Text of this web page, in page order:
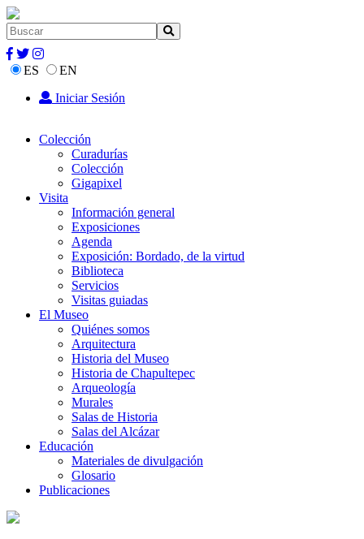
ES
EN
Iniciar Sesión
Colección
Curadurías
Colección
Gigapixel
Visita
Información general
Exposiciones
Agenda
Exposición: Bordado, de la virtud
Biblioteca
Servicios
Visitas guiadas
El Museo
Quiénes somos
Arquitectura
Historia del Museo
Historia de Chapultepec
Arqueología
Murales
Salas de Historia
Salas del Alcázar
Educación
Materiales de divulgación
Glosario
Publicaciones